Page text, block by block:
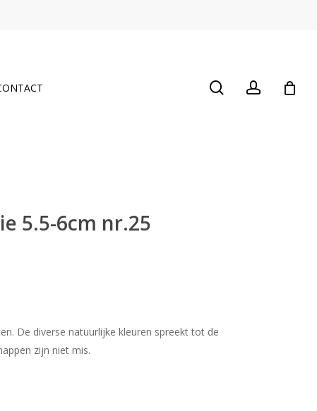
searchaccount
5.5-6cm nr.25
De diverse natuurlijke kleuren spreekt tot de
zijn niet mis.